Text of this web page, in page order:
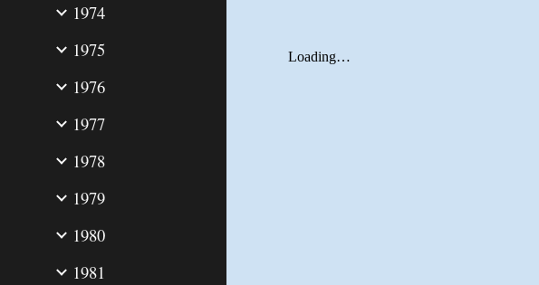
1974
1975
1976
1977
1978
1979
1980
1981